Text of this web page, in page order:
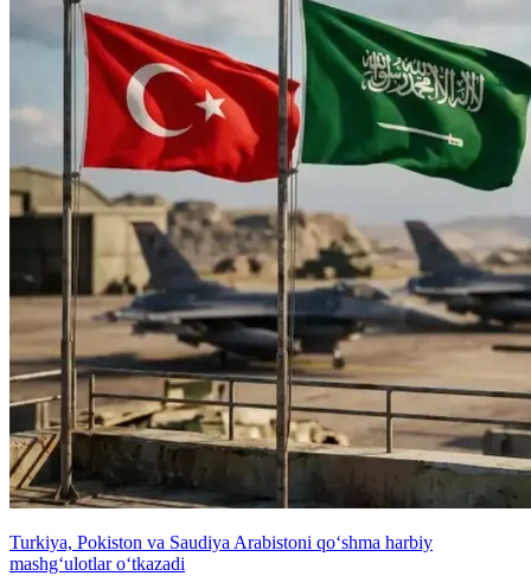
Turkiya, Pokiston va Saudiya Arabistoni qo‘shma harbiy
mashg‘ulotlar o‘tkazadi